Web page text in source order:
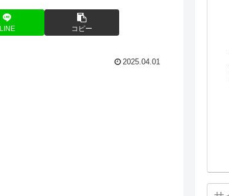
LINE コピー
2025.04.01